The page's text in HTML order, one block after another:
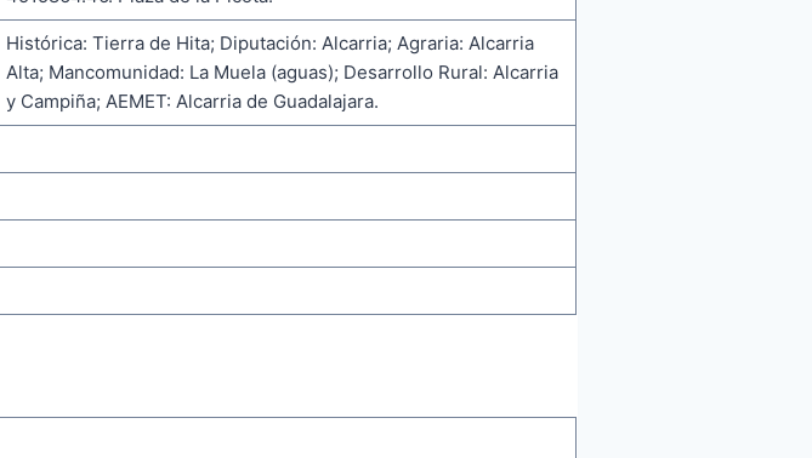
Histórica: Tierra de Hita; Diputación: Alcarria; Agraria: Alcarria
Alta; Mancomunidad: La Muela (aguas); Desarrollo Rural: Alcarria
y Campiña; AEMET: Alcarria de Guadalajara.